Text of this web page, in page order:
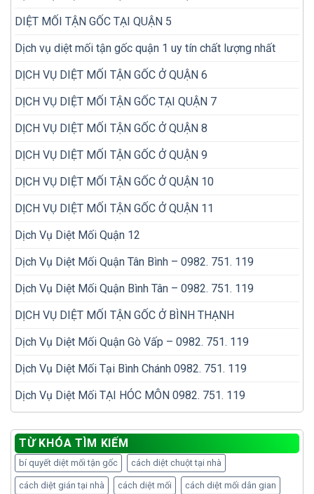
DIỆT MỐI TẬN GỐC TẠI QUẬN 5
Dịch vụ diệt mối tận gốc quận 1 uy tín chất lượng nhất
DỊCH VỤ DIỆT MỐI TẬN GỐC Ở QUẬN 6
DỊCH VỤ DIỆT MỐI TẬN GỐC TẠI QUẬN 7
DỊCH VỤ DIỆT MỐI TẬN GỐC Ở QUẬN 8
DỊCH VỤ DIỆT MỐI TẬN GỐC Ở QUẬN 9
DỊCH VỤ DIỆT MỐI TẬN GỐC Ở QUẬN 10
DỊCH VỤ DIỆT MỐI TẬN GỐC Ở QUẬN 11
Dịch Vụ Diệt Mối Quận 12
Dịch Vụ Diệt Mối Quận Tân Bình – 0982. 751. 119
Dịch Vụ Diệt Mối Quận Bình Tân – 0982. 751. 119
DỊCH VỤ DIỆT MỐI TẬN GỐC Ở BÌNH THẠNH
Dịch Vụ Diệt Mối Quận Gò Vấp – 0982. 751. 119
Dịch Vụ Diệt Mối Tại Bình Chánh 0982. 751. 119
Dịch Vụ Diệt Mối TẠI HÓC MÔN 0982. 751. 119
TỪ KHÓA TÌM KIẾM
bí quyết diệt mối tận gốc cách diệt chuột tại nhà
cách diệt gián tại nhà cách diệt mối cách diệt mối dân gian